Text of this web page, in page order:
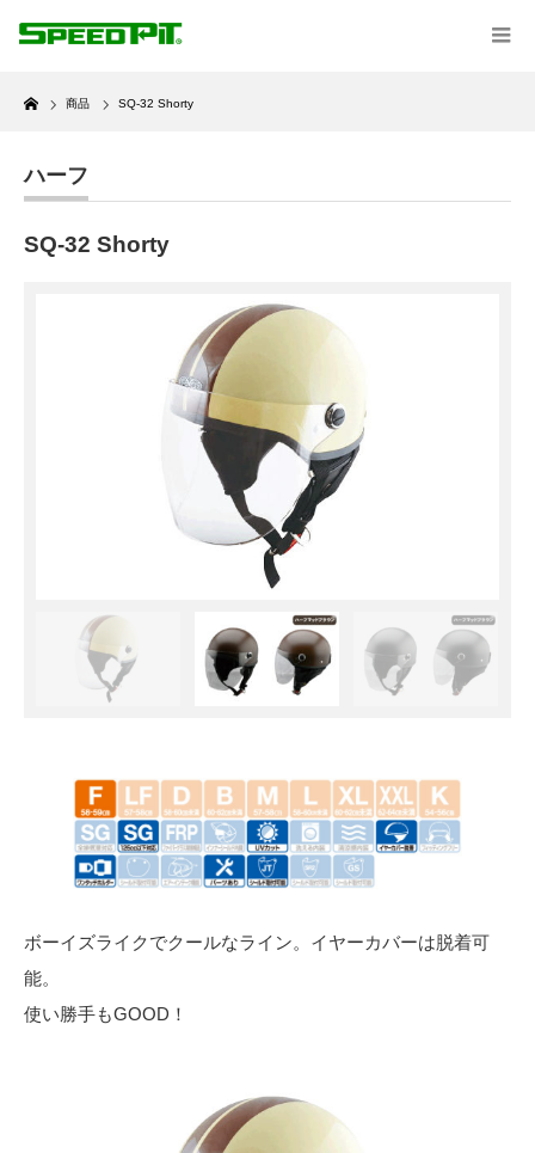
Home
商品 SQ-32 Shorty
ハーフ
SQ-32 Shorty
ボーイズライクでクールなライン。イヤーカバーは脱着可
能。
使い勝手もGOOD！